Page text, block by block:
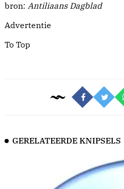
bron: Antiliaans Dagblad
Advertentie
To Top
GERELATEERDE KNIPSELS